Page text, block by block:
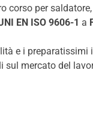
corso per
EN ISO 9606-1 a
e i preparatissimi
sul mercato del